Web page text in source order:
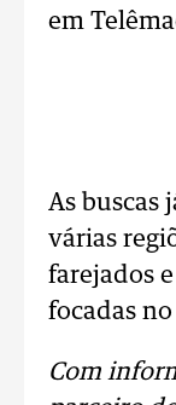
em
As buscas
várias
farejados
focadas
Com